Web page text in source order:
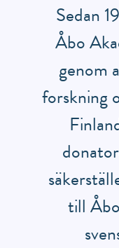
Sedan
Åbo
genom
forskning
till